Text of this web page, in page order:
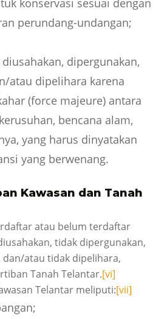
konservasi sesuai dengan
perundang-undangan;
dipergunakan,
atau dipelihara karena
(force majeure) antara
bencana alam,
yang harus dinyatakan
yang berwenang.
Kawasan dan Tanah
atau belum terdaftar
tidak dipergunakan,
atau tidak dipelihara,
Tanah Telantar.[vi]
Telantar meliputi:[vii]